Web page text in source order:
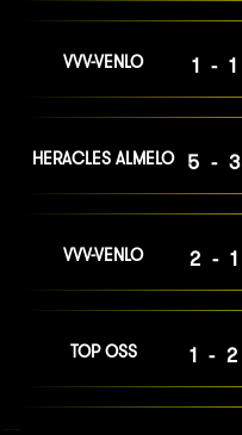
VVV-VENLO 1-1
HERACLES ALMELO 5-3
VVV-VENLO 2-1
TOP OSS 1-2